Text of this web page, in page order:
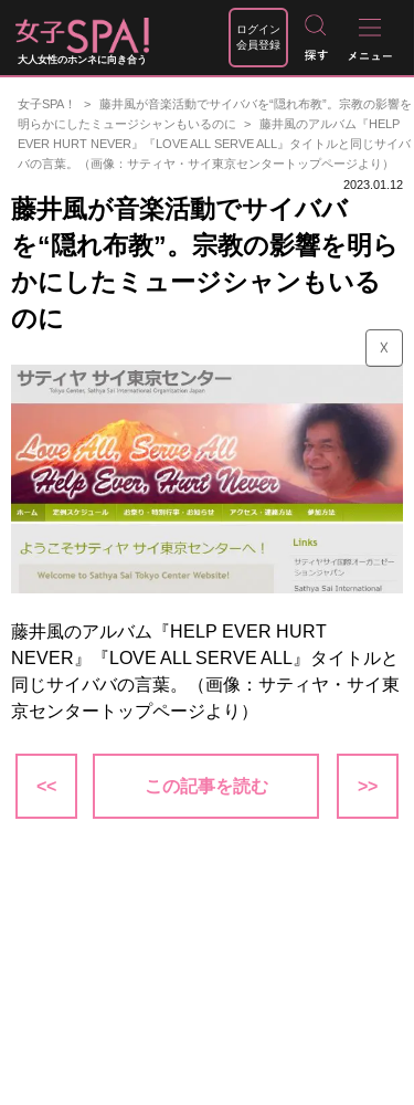
大人女性のホンネに向き合う
ログイン
会員登録
女子SPA！
藤井風が音楽活動でサイババを“隠れ布教”。宗教の影響を
明らかにしたミュージシャンもいるのに
藤井風のアルバム『HELP
EVER HURT NEVER』『LOVE ALL SERVE ALL』タイトルと同じサイバ
バの言葉。（画像：サティヤ・サイ東京センタートップページより）
2023.01.12
藤井風が音楽活動でサイババ
を“隠れ布教”。宗教の影響を明ら
かにしたミュージシャンもいる
のに
☓
藤井風のアルバム『HELP EVER HURT
NEVER』『LOVE ALL SERVE ALL』タイトルと
同じサイババの言葉。（画像：サティヤ・サイ東
京センタートップページより）
<< この記事を読む >>